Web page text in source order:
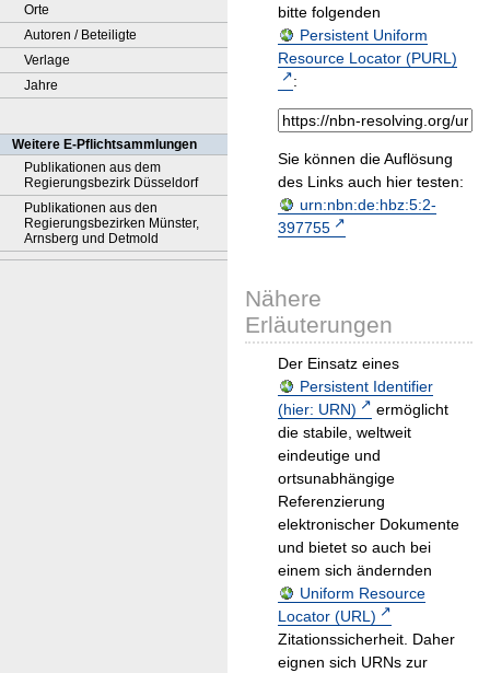
Orte
Autoren / Beteiligte
Verlage
Jahre
Weitere E-Pflichtsammlungen
Publikationen aus dem
Regierungsbezirk Düsseldorf
Publikationen aus den
Regierungsbezirken Münster,
Arnsberg und Detmold
bitte folgenden
Persistent Uniform
Resource Locator (PURL)
:
Sie können die Auflösung
des Links auch hier testen:
urn:nbn:de:hbz:5:2-
397755
Nähere
Erläuterungen
Der Einsatz eines
Persistent Identifier
(hier: URN)
ermöglicht
die stabile, weltweit
eindeutige und
ortsunabhängige
Referenzierung
elektronischer Dokumente
und bietet so auch bei
einem sich ändernden
Uniform Resource
Locator (URL)
Zitationssicherheit. Daher
eignen sich URNs zur